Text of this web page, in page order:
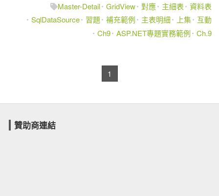
Master-Detail GridView 對應 主細表
資料表
SqlDataSource
習題 補充範例 主表明細 上集
互動
Ch9 ASP.NET專題實務範例 Ch.9
1
贊助商連結